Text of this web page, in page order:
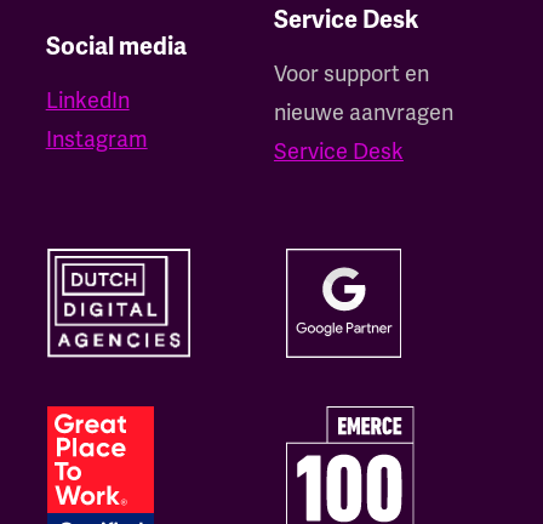
Social media
LinkedIn
Instagram
Service Desk
Voor support en
nieuwe aanvragen
Service Desk